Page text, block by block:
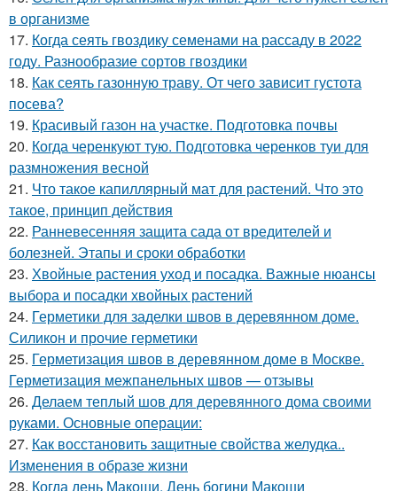
в организме
17. Когда сеять гвоздику семенами на рассаду в 2022
году. Разнообразие сортов гвоздики
18. Как сеять газонную траву. От чего зависит густота
посева?
19. Красивый газон на участке. Подготовка почвы
20. Когда черенкуют тую. Подготовка черенков туи для
размножения весной
21. Что такое капиллярный мат для растений. Что это
такое, принцип действия
22. Ранневесенняя защита сада от вредителей и
болезней. Этапы и сроки обработки
23. Хвойные растения уход и посадка. Важные нюансы
выбора и посадки хвойных растений
24. Герметики для заделки швов в деревянном доме.
Силикон и прочие герметики
25. Герметизация швов в деревянном доме в Москве.
Герметизация межпанельных швов — отзывы
26. Делаем теплый шов для деревянного дома своими
руками. Основные операции:
27. Как восстановить защитные свойства желудка..
Изменения в образе жизни
28. Когда день Макоши. День богини Макоши